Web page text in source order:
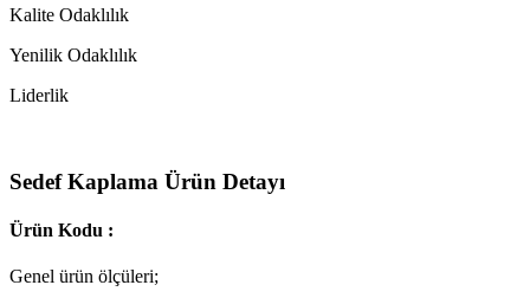
Kalite Odaklılık
Yenilik Odaklılık
Liderlik
Sedef Kaplama Ürün Detayı
Ürün Kodu :
Genel ürün ölçüleri;